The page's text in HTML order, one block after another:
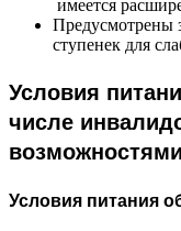
имеется
Предусмотрены
ступенек для
Условия
числе
Условия питания